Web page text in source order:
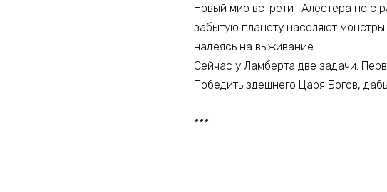
Новый мир встретит Алестера не с
забытую планету населяют
надеясь на выживание.
Сейчас у Ламберта две задачи.
Победить здешнего Царя Богов,
***